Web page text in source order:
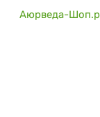
Аюрведа-